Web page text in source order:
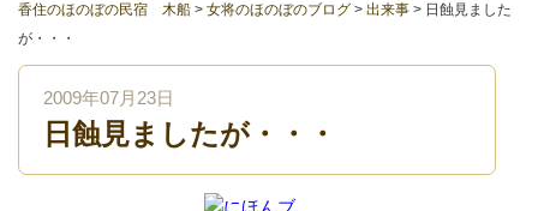
よくある質問
お役立ちリンク集
ご予約プラン一覧
香住のほのぼの民宿 木船 > 女将のほのぼのブログ > 出来事 > 日蝕見ました
が・・・
2009年07月23日
日蝕見ましたが・・・